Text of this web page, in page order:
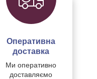
Оперативна
доставка
Ми оперативно
доставляємо